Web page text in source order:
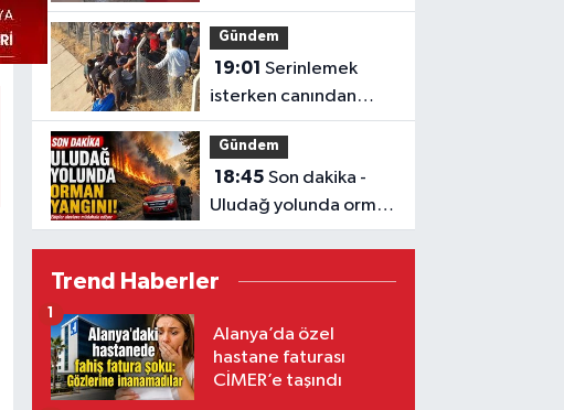
makinesine sıkıştı
Gündem
19:01 Serinlemek
isterken canından
oldu
Gündem
18:45 Son dakika -
Uludağ yolunda orman
yangını!
Trend Haberler
Alanya’da özel
hastane faturası
CİMER’e taşındı
1